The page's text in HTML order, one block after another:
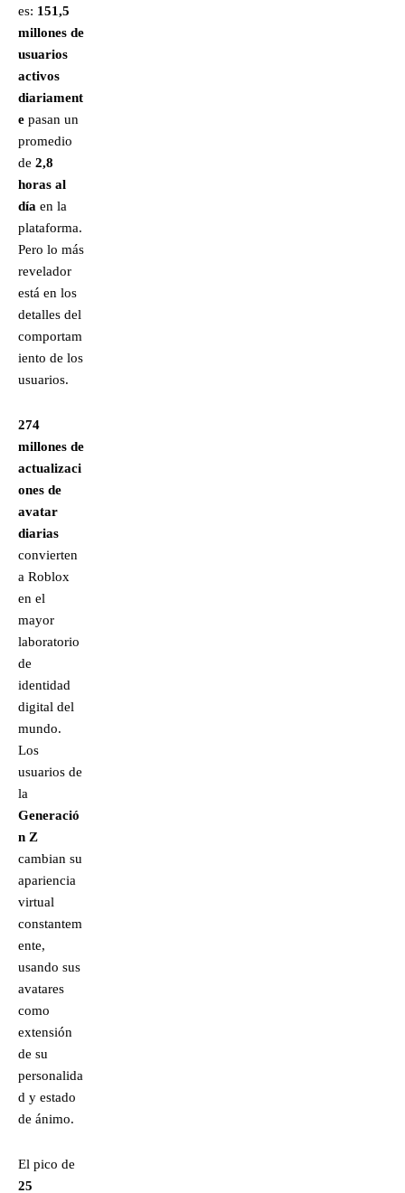
es: 151,5
millones de
usuarios
activos
diariament
e pasan un
promedio
de 2,8
horas al
día en la
plataforma.
Pero lo más
revelador
está en los
detalles del
comportam
iento de los
usuarios.
274
millones de
actualizaci
ones de
avatar
diarias
convierten
a Roblox
en el
mayor
laboratorio
de
identidad
digital del
mundo.
Los
usuarios de
la
Generació
n Z
cambian su
apariencia
virtual
constantem
ente,
usando sus
avatares
como
extensión
de su
personalida
d y estado
de ánimo.
El pico de
25